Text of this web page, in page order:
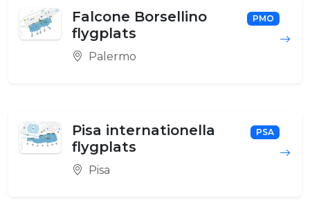
Falcone Borsellino
flygplats
PMO
Palermo
Pisa internationella
flygplats
PSA
Pisa